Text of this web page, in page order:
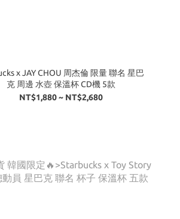
x JAY CHOU 周杰倫 限量 聯名 星巴
克 周邊 水壺 保溫杯 CD機 5款
NT$1,880 ~ NT$2,680